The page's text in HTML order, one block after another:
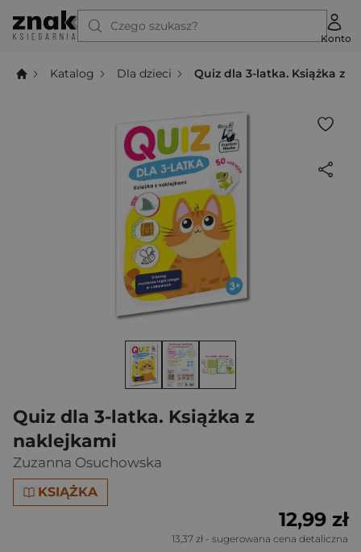
Czego szukasz?
Konto
Katalog Dla dzieci Quiz dla 3-latka. Książka z
Quiz dla 3-latka. Książka z
naklejkami
Zuzanna Osuchowska
KSIĄŻKA
12,99 zł
13,37 zł - sugerowana cena detaliczna